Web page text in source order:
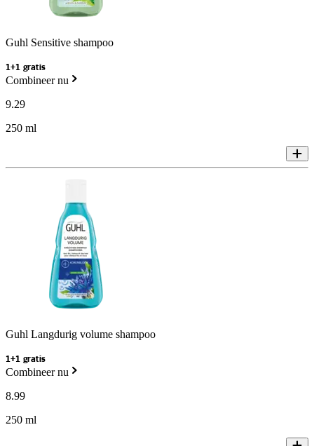
Guhl Sensitive shampoo
1+1 gratis
Combineer nu
9.29
250 ml
Guhl Langdurig volume shampoo
1+1 gratis
Combineer nu
8.99
250 ml